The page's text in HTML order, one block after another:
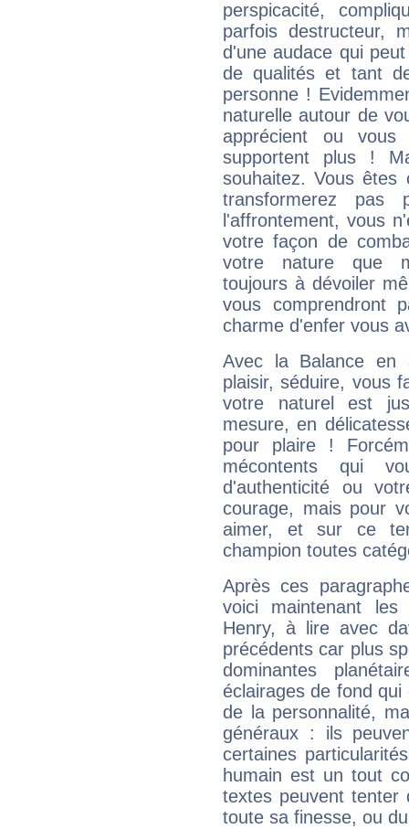
perspicacité,
parfois destructeur,
d'une audace qui
de qualités et tant
personne !
naturelle autour de
apprécient ou
supportent plus !
souhaitez. Vous
transformerez
l'affrontement, vous
votre façon de
votre nature que
toujours à dévoiler
vous comprendront
charme d'enfer vous
Avec la Balance en
plaisir, séduire, vous
votre naturel est
mesure, en
pour plaire !
mécontents qui
d'authenticité ou
courage, mais pour
aimer, et sur ce
champion toutes
Après ces
voici maintenant
Henry, à lire avec
précédents car plus
dominantes
éclairages de fond
de la personnalité,
généraux : ils
certaines
humain est un tout
textes peuvent tenter
toute sa finesse, ou